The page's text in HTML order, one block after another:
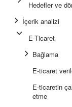
Hedefler ve
İçerik analizi
E-Ticaret
Bağlama
E-ticaret
E-ticaretin
etme